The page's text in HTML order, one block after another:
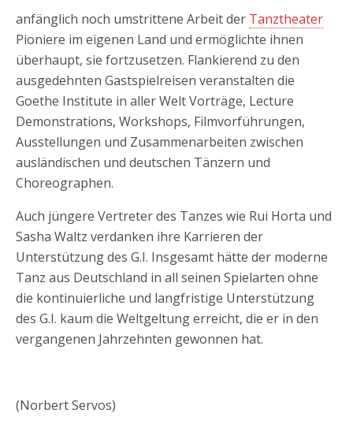
anfänglich noch umstrittene Arbeit der Tanztheater
Pioniere im eigenen Land und ermöglichte ihnen
überhaupt, sie fortzusetzen. Flankierend zu den
ausgedehnten Gastspielreisen veranstalten die
Goethe Institute in aller Welt Vorträge, Lecture
Demonstrations, Workshops, Filmvorführungen,
Ausstellungen und Zusammenarbeiten zwischen
ausländischen und deutschen Tänzern und
Choreographen.
Auch jüngere Vertreter des Tanzes wie Rui Horta und
Sasha Waltz verdanken ihre Karrieren der
Unterstützung des G.I. Insgesamt hätte der moderne
Tanz aus Deutschland in all seinen Spielarten ohne
die kontinuierliche und langfristige Unterstützung
des G.I. kaum die Weltgeltung erreicht, die er in den
vergangenen Jahrzehnten gewonnen hat.
(Norbert Servos)